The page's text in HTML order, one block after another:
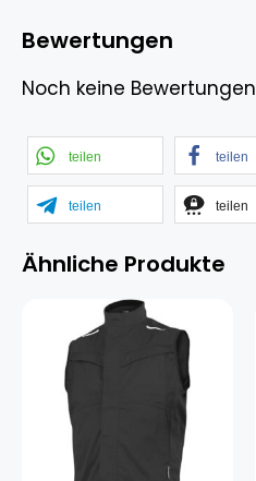
Bewertungen
Noch keine Bewertungen
teilen teilen
teilen teilen
Ähnliche Produkte